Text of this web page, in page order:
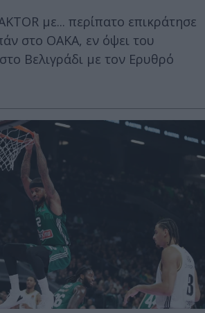
με... περίπατο επικράτησε
στο ΟΑΚΑ, εν όψει του
Βελιγράδι με τον Ερυθρό